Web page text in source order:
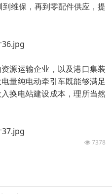
维保，再到零配件供应，提
源运输企业，以及港口集装
量纯电动牵引车既能够满足
换电站建设成本，理所当然
7378